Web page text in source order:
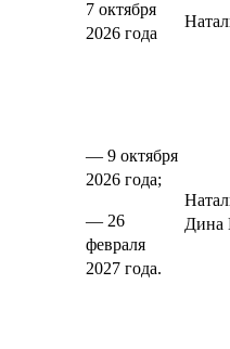
7 октября
2026 года
— 9 октября
2026 года;
— 26
февраля
2027 года.
Дина